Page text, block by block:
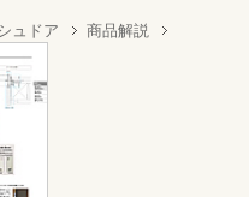
ュドア 商品解説